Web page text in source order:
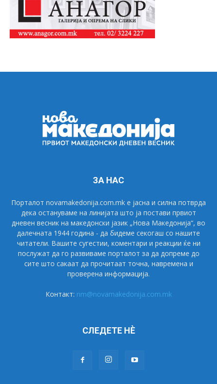
ЗА НАС
Порталот novamakedonija.com.mk е јасна и силна потврда
дека остануваме на линијата што ја постави првиот
дневен весник на македонски јазик „Нова Македонија“, во
далечната 1944 година - да бидеме секогаш со нашите
читатели. Вашите сугестии, коментари и реакции ќе ни
послужат да го развиваме порталот за да допреме до
сите што сакаат да прочитаат точна, навремена и
проверена информација.
Контакт: nm@novamakedonija.com.mk
СЛЕДЕТЕ НÈ